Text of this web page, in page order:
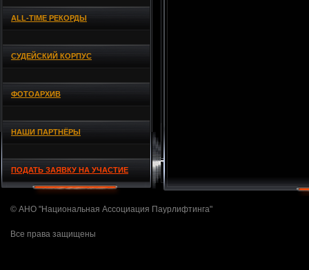
ALL-TIME РЕКОРДЫ
СУДЕЙСКИЙ КОРПУС
ФОТОАРХИВ
НАШИ ПАРТНЁРЫ
ПОДАТЬ ЗАЯВКУ НА УЧАСТИЕ
© АНО "Национальная Ассоциация Паурлифтинга"
Все права защищены